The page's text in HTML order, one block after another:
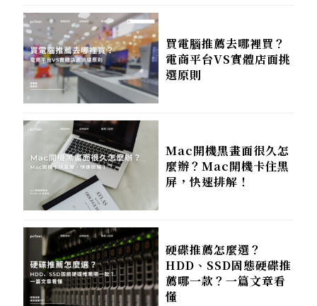
買電腦推薦去哪裡買？
電商平台VS實體店面挑
選原則
Mac開機黑畫面很久怎
麼辦？Mac開機卡住黑
屏，快速排解！
硬碟推薦怎麼選？
HDD、SSD固態硬碟推
薦哪一款？一篇文章看
懂